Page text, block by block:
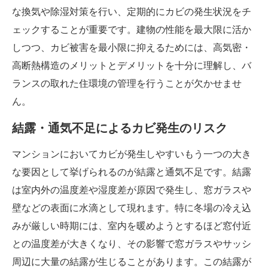
な換気や除湿対策を行い、定期的にカビの発生状況をチ
ェックすることが重要です。建物の性能を最大限に活か
しつつ、カビ被害を最小限に抑えるためには、高気密・
高断熱構造のメリットとデメリットを十分に理解し、バ
ランスの取れた住環境の管理を行うことが欠かせませ
ん。
結露・通気不足によるカビ発生のリスク
マンションにおいてカビが発生しやすいもう一つの大き
な要因として挙げられるのが結露と通気不足です。結露
は室内外の温度差や湿度差が原因で発生し、窓ガラスや
壁などの表面に水滴として現れます。特に冬場の冷え込
みが厳しい時期には、室内を暖めようとするほど窓付近
との温度差が大きくなり、その影響で窓ガラスやサッシ
周辺に大量の結露が生じることがあります。この結露が